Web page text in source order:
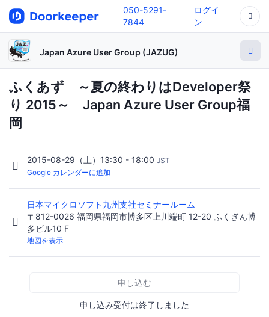
050-5291-
7844
ログイ
ン
Japan Azure User Group (JAZUG)
ふくあず ～夏の終わりはDeveloper祭
り 2015～ Japan Azure User Group福
岡
2015-08-29（土）13:30 - 18:00 JST
Google カレンダーに追加
日本マイクロソフト九州支社セミナールーム
〒812-0026 福岡県福岡市博多区上川端町 12-20 ふくぎん博
多ビル10 F
地図を表示
申し込む
申し込み受付は終了しました